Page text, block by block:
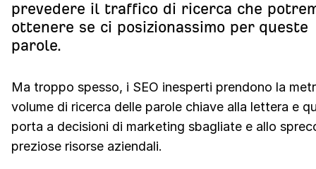
prevedere il traffico di ricerca che
ottenere se ci posizionassimo per queste
parole.
Ma troppo spesso, i SEO inesperti prendono la
volume di ricerca delle parole chiave alla lettera e
porta a decisioni di marketing sbagliate e allo
preziose risorse aziendali.